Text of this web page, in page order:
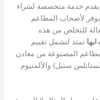
يقدم خدمة متخصصة لشراء
لأصحاب المطاعم
للتخلص من هذه
تمتد لتشمل تقييم
المصنوعة من معادن
ستيل) والألمنيوم